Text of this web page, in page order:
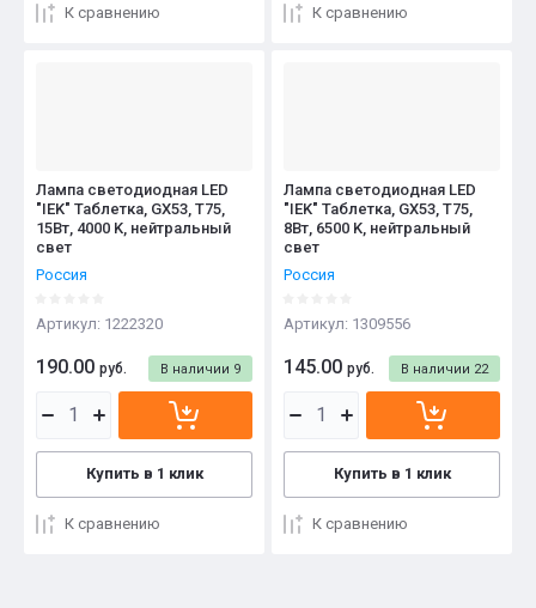
К сравнению К сравнению
Лампа светодиодная LED
"IEK" Таблетка, GX53, T75,
15Вт, 4000 K, нейтральный
свет
Россия
Артикул: 1222320
В наличии 9
190.00 руб.
Купить в 1 клик
К сравнению
Лампа светодиодная LED
"IEK" Таблетка, GX53, T75,
8Вт, 6500 K, нейтральный
свет
Россия
Артикул: 1309556
В наличии 22
145.00 руб.
Купить в 1 клик
К сравнению